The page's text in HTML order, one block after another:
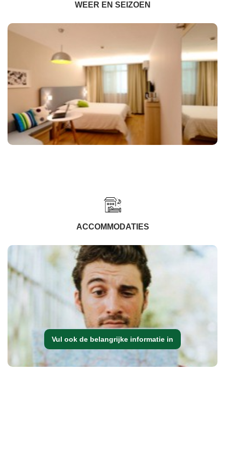
WEER EN SEIZOEN
ACCOMMODATIES
Vul ook de belangrijke informatie in